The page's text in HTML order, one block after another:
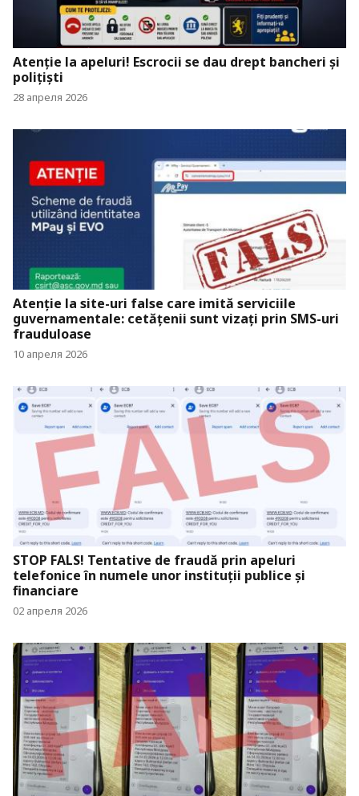
Atenție la apeluri! Escrocii se dau drept bancheri și
polițiști
28 апреля 2026
Atenție la site-uri false care imită serviciile
guvernamentale: cetățenii sunt vizați prin SMS-uri
frauduloase
10 апреля 2026
STOP FALS! Tentative de fraudă prin apeluri
telefonice în numele unor instituții publice și
financiare
02 апреля 2026